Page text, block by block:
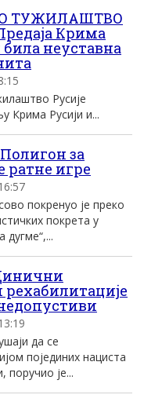
ТУЖИЛАШТВО
Крима
неуставна
Русије
Крима Русији и...
за
ратне игре
покренуо је преко
покрета у
дугме“,...
рехабилитације
да се
појединих нациста
поручио је...